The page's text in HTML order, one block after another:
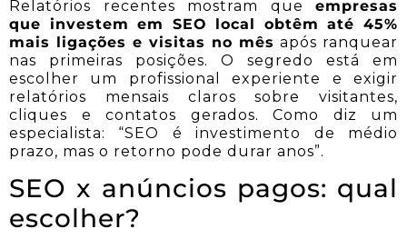
Relatórios recentes mostram que empresas
que investem em SEO local obtêm até 45%
mais ligações e visitas no mês após ranquear
nas primeiras posições. O segredo está em
escolher um profissional experiente e exigir
relatórios mensais claros sobre visitantes,
cliques e contatos gerados. Como diz um
especialista: “SEO é investimento de médio
prazo, mas o retorno pode durar anos”.
SEO x anúncios pagos: qual
escolher?